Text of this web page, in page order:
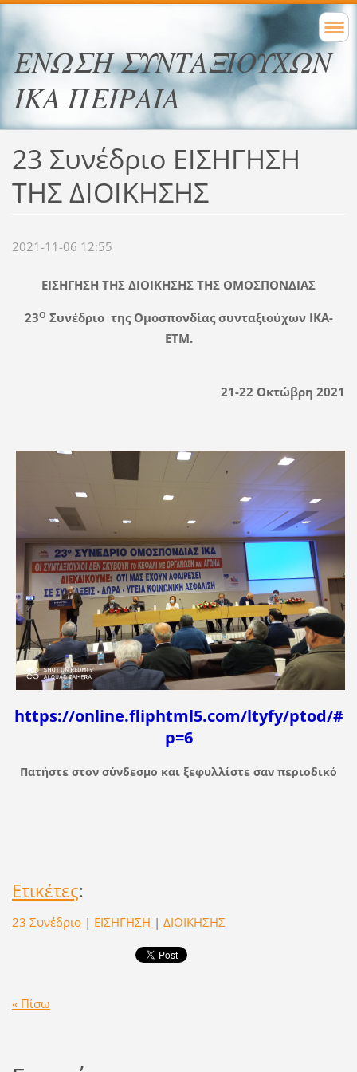
ΕΝΩΣΗ ΣΥΝΤΑΞΙΟΥΧΩΝ
ΙΚΑ ΠΕΙΡΑΙΑ
23 Συνέδριο ΕΙΣΗΓΗΣΗ
ΤΗΣ ΔΙΟΙΚΗΣΗΣ
2021-11-06 12:55
ΕΙΣΗΓΗΣΗ ΤΗΣ ΔΙΟΙΚΗΣΗΣ ΤΗΣ ΟΜΟΣΠΟΝΔΙΑΣ
23Ο Συνέδριο της Ομοσπονδίας συνταξιούχων ΙΚΑ-
ΕΤΜ.
21-22 Οκτώβρη 2021
https://online.fliphtml5.com/ltyfy/ptod/#
p=6
Πατήστε στον σύνδεσμο και ξεφυλλίστε σαν περιοδικό
Ετικέτες:
23 Συνέδριο | ΕΙΣΗΓΗΣΗ | ΔΙΟΙΚΗΣΗΣ
« Πίσω